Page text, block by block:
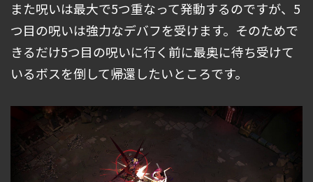
また呪いは最大で5つ重なって発動するのですが、5
つ目の呪いは強力なデバフを受けます。そのためで
きるだけ5つ目の呪いに行く前に最奥に待ち受けて
いるボスを倒して帰還したいところです。